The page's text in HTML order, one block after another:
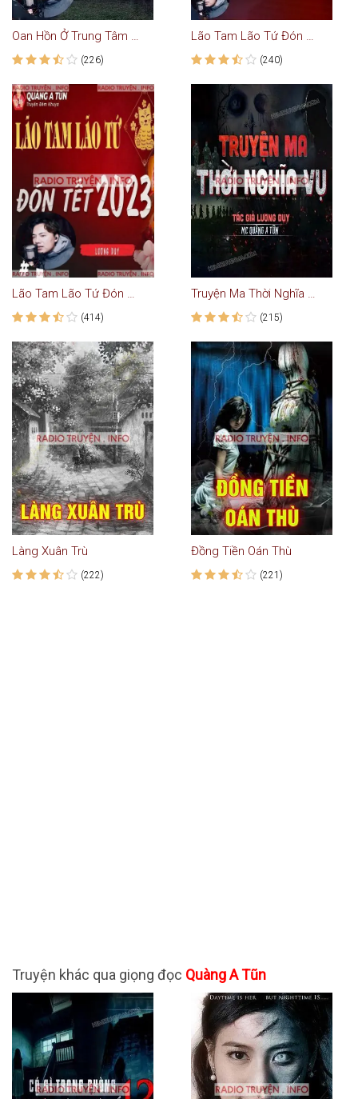
Oan Hồn Ở Trung Tâm Huấn Luyện
(226)
Lão Tam Lão Tứ Đón Tết
(240)
Lão Tam Lão Tứ Đón Tết
(414)
Truyện Ma Thời Nghĩa Vụ
(215)
Làng Xuân Trù
(222)
Đồng Tiền Oán Thù
(221)
Truyện khác qua giọng đọc Quàng A Tũn